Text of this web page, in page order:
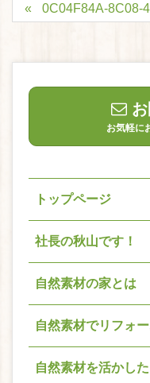
0C04F84A-8C08-
お
お気軽に
トップページ
社長の秋山です！
自然素材の家とは
自然素材でリフォ
自然素材を活かし